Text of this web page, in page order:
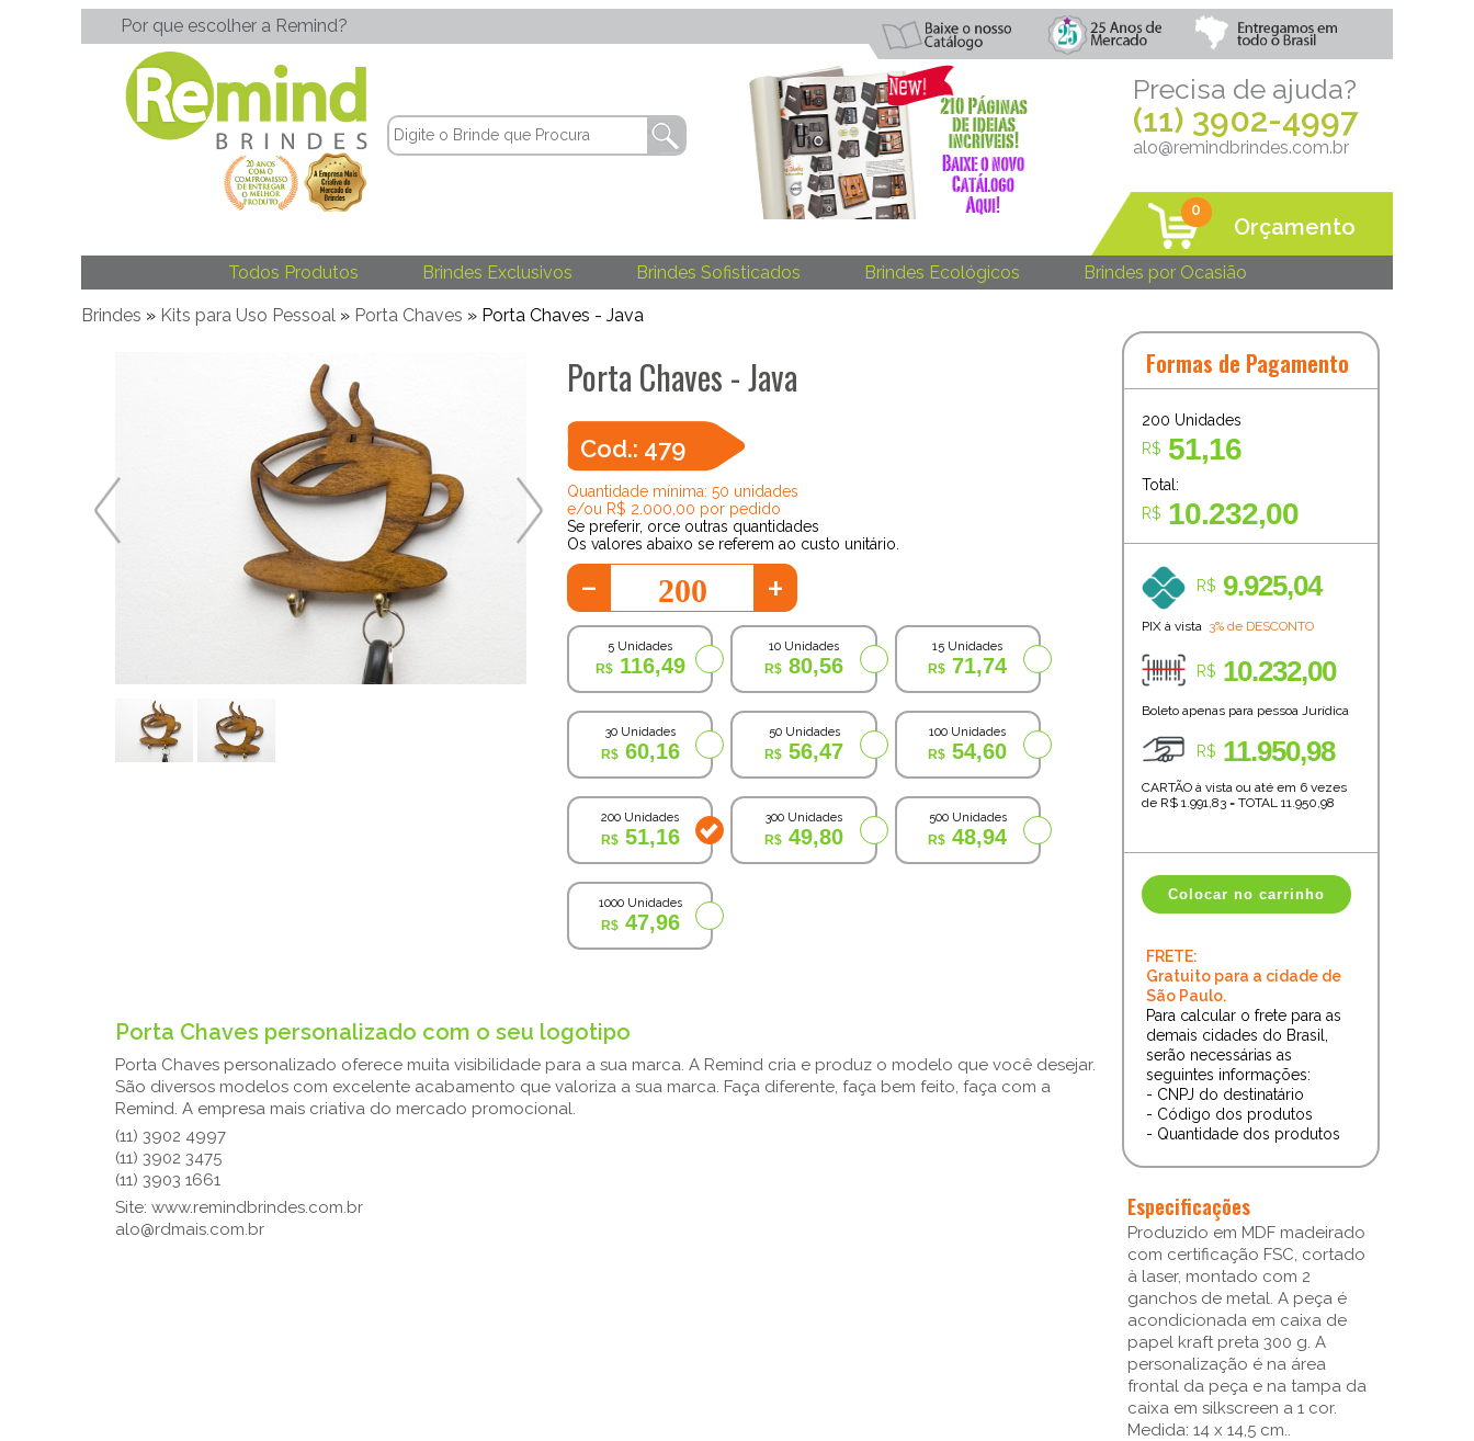
Por que escolher a Remind?
Precisa de ajuda?
(11) 3902-4997
alo@remindbrindes.com.br
0
Orçamento
Todos Produtos Brindes Exclusivos Brindes Sofisticados Brindes Ecológicos Brindes por Ocasião
Brindes » Kits para Uso Pessoal » Porta Chaves » Porta Chaves - Java
Porta Chaves - Java
Cod.: 479
Quantidade mínima: 50 unidades
e/ou R$ 2.000,00 por pedido
Se preferir, orce outras quantidades
Os valores abaixo se referem ao custo unitário.
- +
5 Unidades
116,49
10 Unidades
80,56
15 Unidades
71,74
30 Unidades
60,16
50 Unidades
56,47
100 Unidades
54,60
200 Unidades
51,16
300 Unidades
49,80
500 Unidades
48,94
1000 Unidades
47,96
Porta Chaves personalizado com o seu logotipo
Porta Chaves personalizado oferece muita visibilidade para a sua marca. A Remind cria e produz o modelo que você desejar.
São diversos modelos com excelente acabamento que valoriza a sua marca. Faça diferente, faça bem feito, faça com a
Remind. A empresa mais criativa do mercado promocional.
(11) 3902 4997
(11) 3902 3475
(11) 3903 1661
Site: www.remindbrindes.com.br
alo@rdmais.com.br
Formas de Pagamento
200 Unidades
R$ 51,16
Total:
R$ 10.232,00
R$ 9.925,04
PIX à vista 3% de DESCONTO
R$ 10.232,00
Boleto apenas para pessoa Jurídica
R$ 11.950,98
CARTÃO à vista ou até em 6 vezes
de R$1.991,83 =TOTAL11.950,98
Colocar no carrinho
FRETE:
Gratuito para a cidade de
São Paulo.
Para calcular o frete para as
demais cidades do Brasil,
serão necessárias as
seguintes informações:
- CNPJ do destinatário
- Código dos produtos
- Quantidade dos produtos
Especificações
Produzido em MDF madeirado
com certificação FSC, cortado
à laser, montado com 2
ganchos de metal. A peça é
acondicionada em caixa de
papel kraft preta 300 g. A
personalização é na área
frontal da peça e na tampa da
caixa em silkscreen a 1 cor.
Medida: 14 x 14,5 cm..